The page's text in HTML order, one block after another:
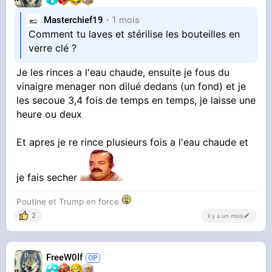
l'hydromel) et rien n'été jeté pour le moment
La recette sera basée sur mon expérience et
sur ce que j'ai pu observer sur internet, les
dosages seront approximatif car je fait tout à
Niveau objectif, je vais chercher une biere forte
au gingembre autour des 9-10% en alcool et
très pétillante environ 4L
Ras le cul des pédales qui chouines sur internet
gneu gneu ça peut dépasser 1% d'alcool la
fermentation, je vous encule les salopes, je
Je pose les bases
Je suis un brasseur amateur du dimanche, je ne
possède aucun alcoometre, hydrometre ou
refractometre, je fais avec les moyens du bord,
pupilles, papilles et mon pif
Concernant la recette elle est titre
expérimentale, vous découvrirez comme moi au
fil de ce topic si c'est bien et bon ou si c'est de
la merde !
Ou les deux
Masterchief19 1 mois
Comment tu laves et stérilise les bouteilles en
verre clé ?
Je les rinces a l'eau chaude, ensuite je fous du
vinaigre menager non dilué dedans (un fond) et je
les secoue 3,4 fois de temps en temps, je laisse une
heure ou deux
Et apres je re rince plusieurs fois a l'eau chaude et
je fais secher
Poutine et Trump en force
2 il y a un mois
FreeW0lf